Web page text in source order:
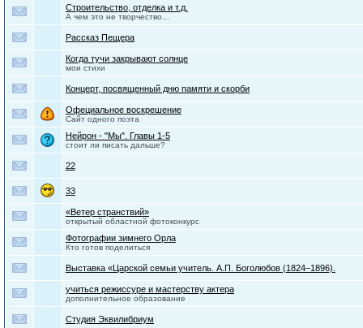
Строительство, отделка и т.д.
А чем это не творчество...
Рассказ Пещера
Когда тучи закрывают солнце
мои стихи
Концерт, посвященный дню памяти и скорби
Офециальное воскрешение
Сайт одного поэта
Нейрон - "Мы". Главы 1-5
стоит ли писать дальше?
22
33
«Ветер странствий»
открытый областной фотоконкурс
Фотографии зимнего Орла
Кто готов поделиться
Выставка «Царской семьи учитель. А.П. Боголюбов (1824–1896).
учиться режиссуре и мастерству актера
дополнительное образование
Студия Эквилибриум